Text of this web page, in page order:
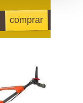
comprar